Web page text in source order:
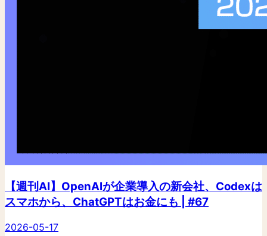
【週刊AI】OpenAIが企業導入の新会社、Codexは
スマホから、ChatGPTはお金にも | #67
2026-05-17